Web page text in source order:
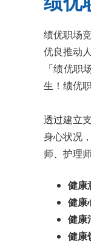
绩优职场
优良推动
「绩优
生！绩优
透过建立
身心状况
师、护理
健康
健康
健康
健康